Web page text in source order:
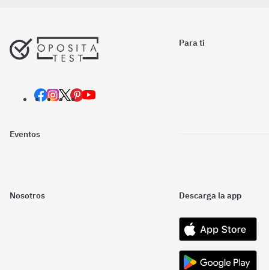
Para ti
Eventos
Nosotros Descarga la app